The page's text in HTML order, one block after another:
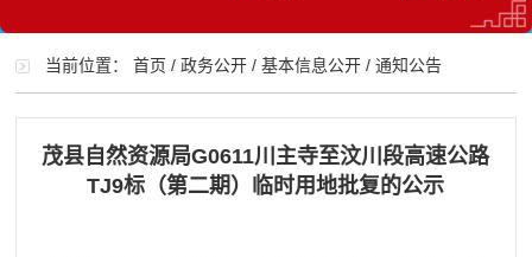
当前位置：首页 /政务公开 /基本信息公开 /通知公告
茂县自然资源局G0611川主寺至汶川段高速公路
TJ9标（第二期）临时用地批复的公示